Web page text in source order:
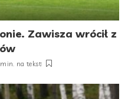
Zawisza wrócił z
na tekst